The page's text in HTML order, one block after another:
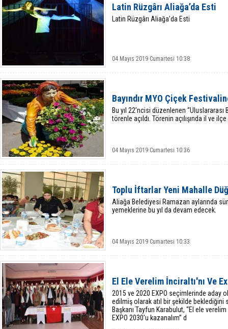
Latin Rüzgârı Aliağa’da Esti
Latin Rüzgârı Aliağa’da Esti
04 Mayıs 2019 Cumartesi 10:38
Bayındır MYO Çiçek
Bu yıl 22’ncisi düzenlenen
törenle açıldı. Törenin açılışında il ve
04 Mayıs 2019 Cumartesi 10:36
Toplu İftarlar Yeni Mahalle
Aliağa Belediyesi Ramazan aylarında
yemeklerine bu yıl da devam edecek.
04 Mayıs 2019 Cumartesi 10:33
El Ele Verelim İnciraltı'nı Ve
2015 ve 2020 EXPO seçimlerinde aday
edilmiş olarak atıl bir şekilde beklediğini
Başkanı Tayfun Karabulut, “El ele
EXPO 2030'u kazanalım” d